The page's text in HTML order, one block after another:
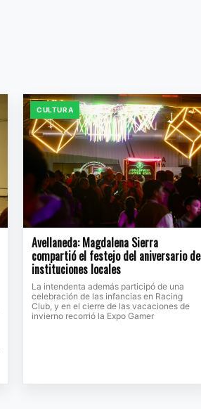
CULTURA
Avellaneda: Magdalena Sierra
compartió el festejo del aniversario de
instituciones locales
La intendenta además participó de una
celebración de las infancias en Racing
Club, y en el cierre de las vacaciones de
invierno recorrió la Expo Gamer